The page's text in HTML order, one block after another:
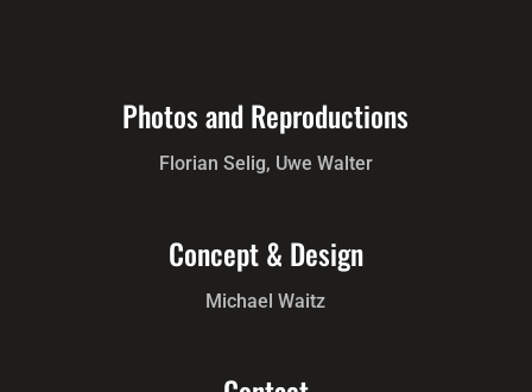
Photos and Reproductions
Florian Selig, Uwe Walter
Concept & Design
Michael Waitz